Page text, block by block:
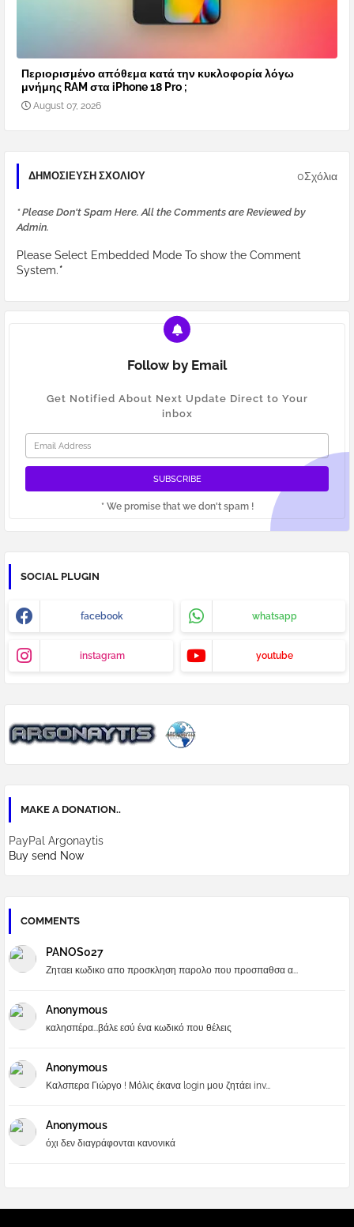
Περιορισμένο απόθεμα κατά την κυκλοφορία λόγω
μνήμης RAM στα iPhone 18 Pro ;
August 07, 2026
ΔΗΜΟΣΊΕΥΣΗ ΣΧΟΛΊΟΥ 0Σχόλια
* Please Don't Spam Here. All the Comments are Reviewed by
Admin.
Please Select Embedded Mode To show the Comment
System.*
Follow by Email
Get Notified About Next Update Direct to Your
inbox
* We promise that we don't spam !
SOCIAL PLUGIN
facebook whatsapp
instagram youtube
MAKE A DONATION..
PayPal Argonaytis
Buy send Now
COMMENTS
PANOS027
Ζηταει κωδικο απο προσκληση παρολο που προσπαθσα α...
Anonymous
καλησπέρα...βάλε εσύ ένα κωδικό που θέλεις
Anonymous
Καλσπερα Γιώργο ! Μόλις έκανα login μου ζητάει inv...
Anonymous
όχι δεν διαγράφονται κανονικά